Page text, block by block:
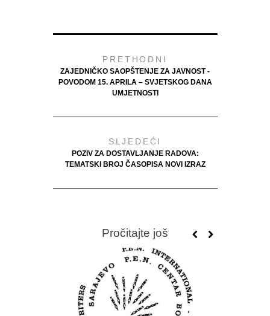
PRETHODNI
ZAJEDNIČKO SAOPŠTENJE ZA JAVNOST -
POVODOM 15. APRILA – SVJETSKOG DANA
UMJETNOSTI
SLJEDEĆI
POZIV ZA DOSTAVLJANJE RADOVA:
TEMATSKI BROJ ČASOPISA NOVI IZRAZ
Pročitajte još